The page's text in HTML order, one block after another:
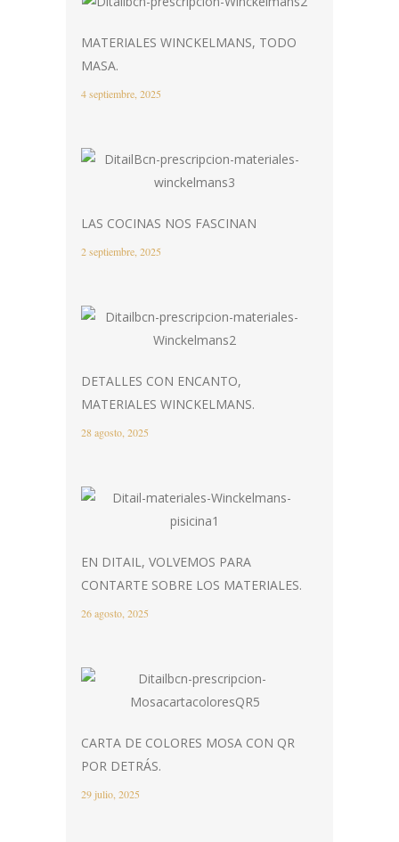
MATERIALES WINCKELMANS, TODO
MASA.
4 septiembre, 2025
LAS COCINAS NOS FASCINAN
2 septiembre, 2025
DETALLES CON ENCANTO,
MATERIALES WINCKELMANS.
28 agosto, 2025
EN DITAIL, VOLVEMOS PARA
CONTARTE SOBRE LOS MATERIALES.
26 agosto, 2025
CARTA DE COLORES MOSA CON QR
POR DETRÁS.
29 julio, 2025